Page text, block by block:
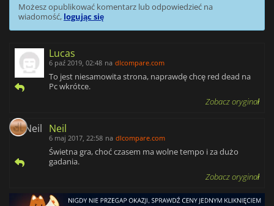
Możesz opublikować komentarz lub odpowiedzieć na
wiadomość, logując się
Lucas
6 paź 2019, 02:48 na dlcompare.com
To jest niesamowita strona, naprawdę chcę red dead na
Pc wkrótce.
Zobacz oryginał
Neil
6 maj 2017, 22:58 na dlcompare.com
Świetna gra, choć czasem ma wolne tempo i za dużo
gadania.
Zobacz oryginał